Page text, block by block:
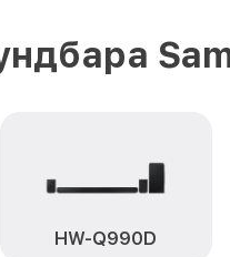
HW-Q990D